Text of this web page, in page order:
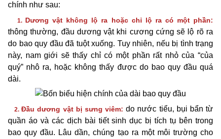
chính như sau:
1. Dương vật không lộ ra hoặc chỉ lộ ra có một phần:
thông thường, đầu dương vật khi cương cứng sẽ lộ rõ ra
do bao quy đầu đã tuột xuống. Tuy nhiên, nếu bị tình trạng
này, nam giới sẽ thấy chỉ có một phần rất nhỏ của “của
quý” nhô ra, hoặc không thấy được do bao quy đầu quá
dài.
2.Đầu dương vật bị sưng viêm:do nước tiểu, bụi bẩn từ
quần áo và các dịch bài tiết sinh dục bị tích tụ bên trong
bao quy đầu. Lâu dần, chúng tạo ra một môi trường cho